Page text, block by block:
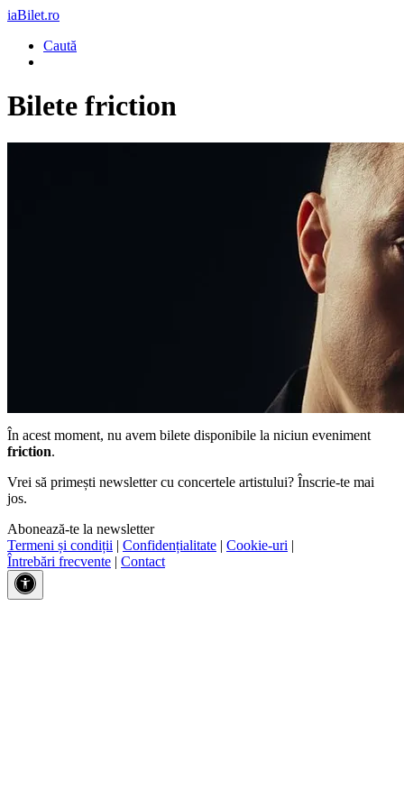
iaBilet.ro
Caută
Bilete friction
În acest moment, nu avem bilete disponibile la niciun eveniment
friction.
Vrei să primești newsletter cu concertele artistului? Înscrie-te mai
jos.
Abonează-te la newsletter
Termeni și condiții | Confidențialitate | Cookie-uri |
Întrebări frecvente | Contact